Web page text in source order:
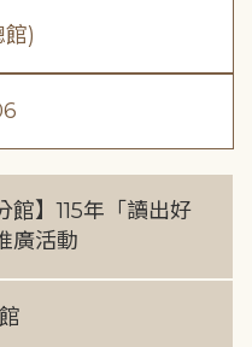
)
館】115年「讀出好
廣活動